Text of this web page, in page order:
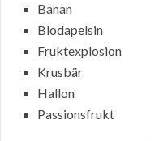
Banan
Blodapelsin
Fruktexplosion
Krusbär
Hallon
Passionsfrukt